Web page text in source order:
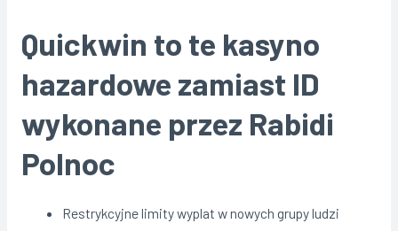
Quickwin to te kasyno
hazardowe zamiast ID
wykonane przez Rabidi
Polnoc
Restrykcyjne limity wyplat w nowych grupy ludzi